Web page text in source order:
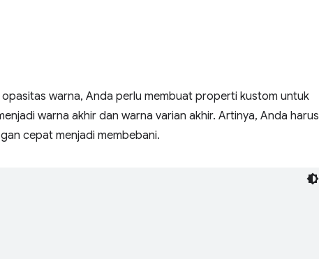
warna, Anda perlu membuat properti kustom untuk
warna akhir dan warna varian akhir. Artinya, Anda harus
cepat menjadi membebani.